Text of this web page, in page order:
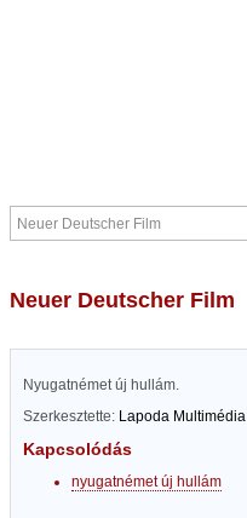
Neuer Deutscher Film
Nyugatnémet új hullám.
Szerkesztette: Lapoda Multimédia
Kapcsolódás
nyugatnémet új hullám